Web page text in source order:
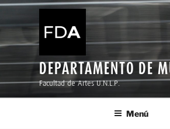
Ir
DEPARTAMENTO DE
Facultad de Artes U.N.L.P.
Menú